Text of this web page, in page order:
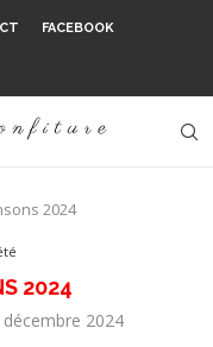
FACEBOOK
2024
2024
décembre 2024